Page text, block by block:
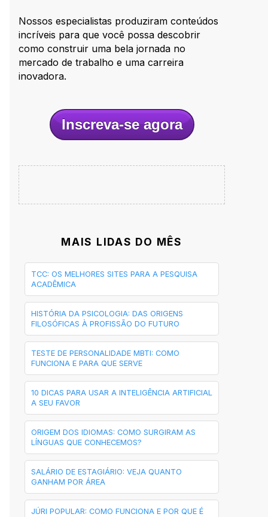
Nossos especialistas produziram conteúdos
incríveis para que você possa descobrir
como construir uma bela jornada no
mercado de trabalho e uma carreira
inovadora.
Inscreva-se agora
MAIS LIDAS DO MÊS
TCC: OS MELHORES SITES PARA A PESQUISA
ACADÊMICA
HISTÓRIA DA PSICOLOGIA: DAS ORIGENS
FILOSÓFICAS À PROFISSÃO DO FUTURO
TESTE DE PERSONALIDADE MBTI: COMO
FUNCIONA E PARA QUE SERVE
10 DICAS PARA USAR A INTELIGÊNCIA ARTIFICIAL
A SEU FAVOR
ORIGEM DOS IDIOMAS: COMO SURGIRAM AS
LÍNGUAS QUE CONHECEMOS?
SALÁRIO DE ESTAGIÁRIO: VEJA QUANTO
GANHAM POR ÁREA
JÚRI POPULAR: COMO FUNCIONA E POR QUE É